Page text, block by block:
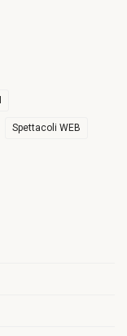
Spettacoli WEB